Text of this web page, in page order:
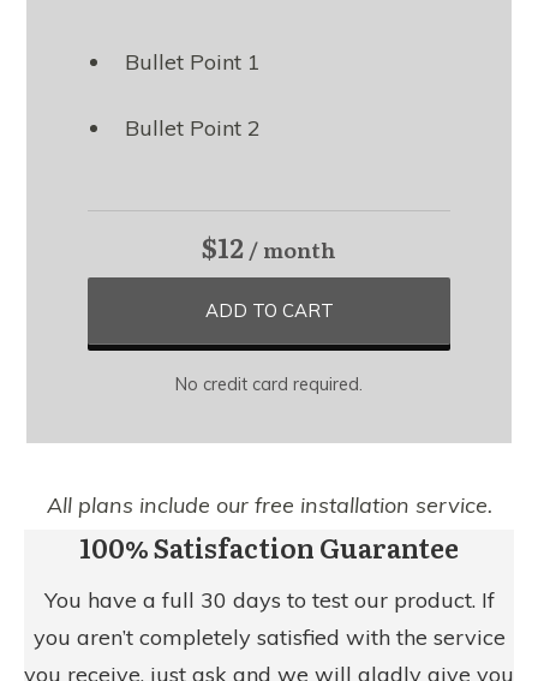
Bullet Point 1
Bullet Point 2
$12/ month
ADD TO CART
No credit card required.
All plans include our free installation service.
100% Satisfaction Guarantee
You have a full 30 days to test our product. If
you aren’t completely satisfied with the service
you receive, just ask and we will gladly give you